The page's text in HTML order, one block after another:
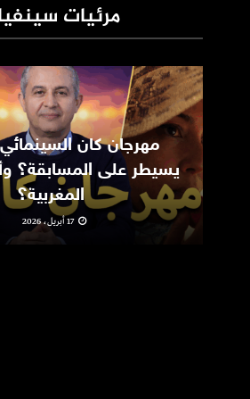
مرئيات
يسيطر على المسابقة؟
المغربية؟
17 أبريل، 2026